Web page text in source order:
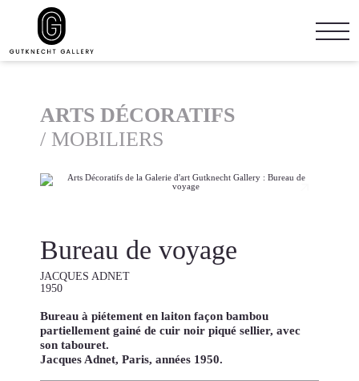
ARTS DÉCORATIFS
/ MOBILIERS
Bureau de voyage
JACQUES ADNET
1950
Bureau à piétement en laiton façon bambou
partiellement gainé de cuir noir piqué sellier, avec
son tabouret.
Jacques Adnet, Paris, années 1950.